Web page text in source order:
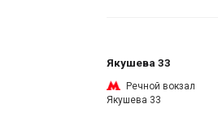
Якушева 33
Речной вокзал
Якушева 33